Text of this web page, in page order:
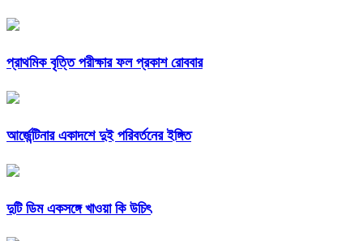
প্রাথমিক বৃত্তি পরীক্ষার ফল প্রকাশ রোববার
আর্জেন্টিনার একাদশে দুই পরিবর্তনের ইঙ্গিত
দুটি ডিম একসঙ্গে খাওয়া কি উচিৎ